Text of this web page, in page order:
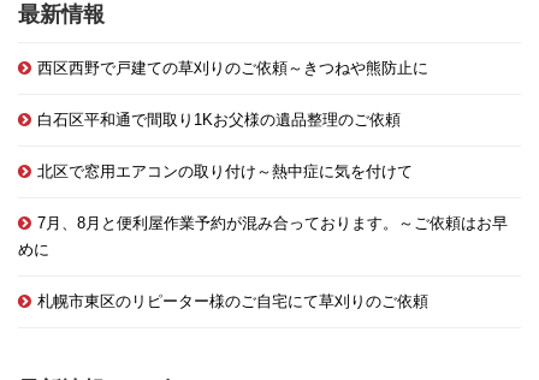
最新情報
西区西野で戸建ての草刈りのご依頼～きつねや熊防止に
白石区平和通で間取り1Kお父様の遺品整理のご依頼
北区で窓用エアコンの取り付け～熱中症に気を付けて
7月、8月と便利屋作業予約が混み合っております。～ご依頼はお早
めに
札幌市東区のリピーター様のご自宅にて草刈りのご依頼